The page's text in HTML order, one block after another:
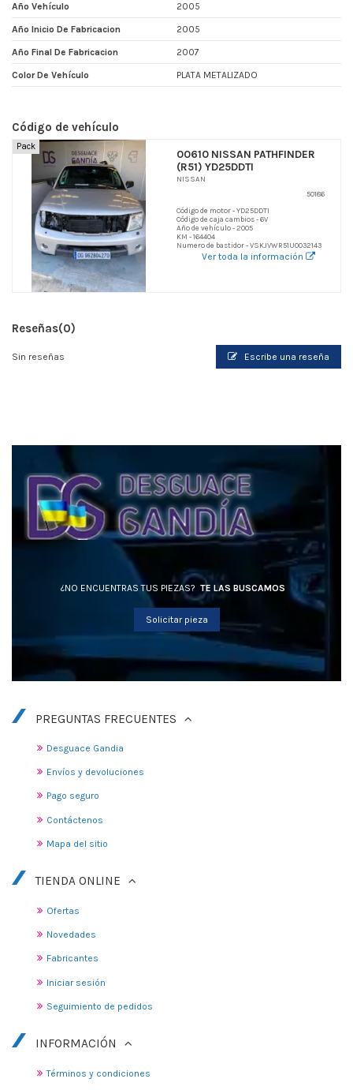
Año Vehículo 2005
Año Inicio De Fabricacion 2005
Año Final De Fabricacion 2007
Color De Vehículo PLATA METALIZADO
Código de vehículo
Pack
00610 NISSAN PATHFINDER
(R51) YD25DDTI
NISSAN
50186
Código de motor - YD25DDTI
Código de caja cambios - 6V
Año de vehículo - 2005
KM - 164404
Numero de bastidor - VSKJVWR51U0032143
Ver toda la información
Reseñas(0)
Sin reseñas Escribe una reseña
¿NO ENCUENTRAS TUS PIEZAS? TE LAS BUSCAMOS
Solicitar pieza
PREGUNTAS FRECUENTES
Desguace Gandia
Envíos y devoluciones
Pago seguro
Contáctenos
Mapa del sitio
TIENDA ONLINE
Ofertas
Novedades
Fabricantes
Iniciar sesión
Seguimiento de pedidos
INFORMACIÓN
Términos y condiciones